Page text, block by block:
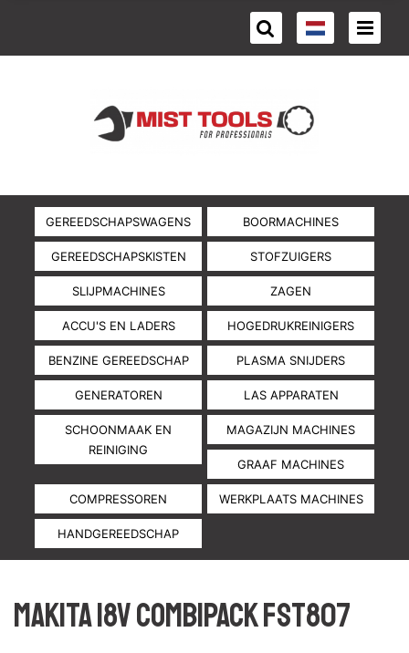
GEREEDSCHAPSWAGENS BOORMACHINES
GEREEDSCHAPSKISTEN STOFZUIGERS
SLIJPMACHINES ZAGEN
ACCU'S EN LADERS HOGEDRUKREINIGERS
BENZINE GEREEDSCHAP PLASMA SNIJDERS
GENERATOREN LAS APPARATEN
SCHOONMAAK EN
REINIGING
MAGAZIJN MACHINES
GRAAF MACHINES
COMPRESSOREN WERKPLAATS MACHINES
HANDGEREEDSCHAP
MAKITA 18V COMBIPACK FST807